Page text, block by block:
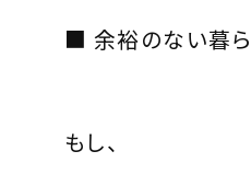
■ 余裕のない暮ら
もし、